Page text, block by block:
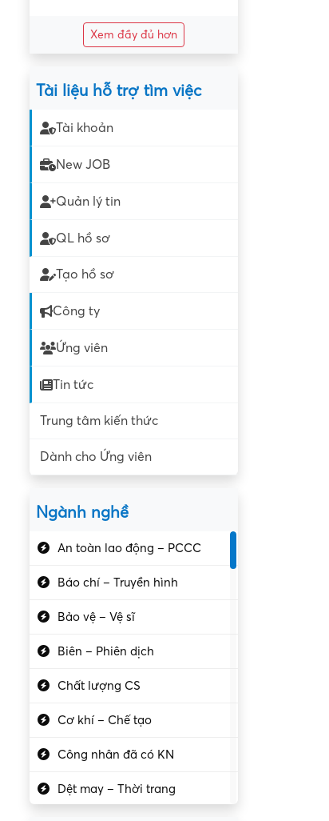
Xem đầy đủ hơn
Tài liệu hỗ trợ tìm việc
Tài khoản
New JOB
Quản lý tin
QL hồ sơ
Tạo hồ sơ
Công ty
Ứng viên
Tin tức
Trung tâm kiến thức
Dành cho Ứng viên
Ngành nghề
An toàn lao động – PCCC
Báo chí – Truyền hình
Bảo vệ – Vệ sĩ
Biên – Phiên dịch
Chất lượng CS
Cơ khí – Chế tạo
Công nhân đã có KN
Dệt may – Thời trang